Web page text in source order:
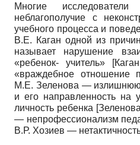
Многие
неблагополучие с
учебного процесса и
В.Е. Каган одной из
называет нарушение
«ребенок- учитель»
[
«враждебное отношение
М.Е. Зеленова — излишнюю
и его направленность
личность ребенка [
— непрофессионализм
В.Р. Хозиев —